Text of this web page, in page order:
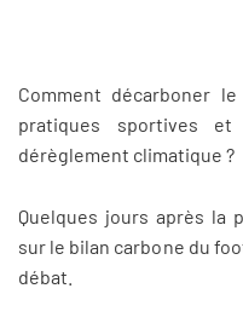
Comment décarboner
pratiques sportives
dérèglement climatique ?
Quelques jours après la
sur le bilan carbone du
débat.